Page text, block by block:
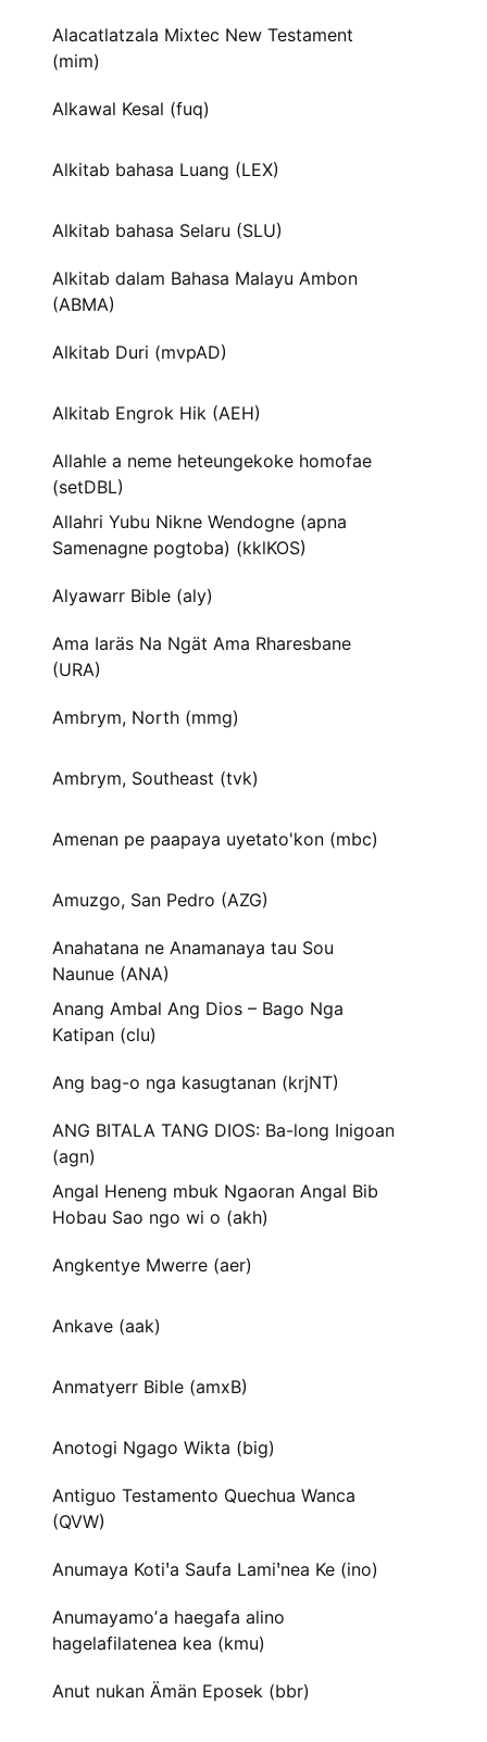
Alacatlatzala Mixtec New Testament
(mim)
Alkawal Kesal (fuq)
Alkitab bahasa Luang (LEX)
Alkitab bahasa Selaru (SLU)
Alkitab dalam Bahasa Malayu Ambon
(ABMA)
Alkitab Duri (mvpAD)
Alkitab Engrok Hik (AEH)
Allahle a neme heteungekoke homofae
(setDBL)
Allahri Yubu Nikne Wendogne (apna
Samenagne pogtoba) (kklKOS)
Alyawarr Bible (aly)
Ama Iaräs Na Ngät Ama Rharesbane
(URA)
Ambrym, North (mmg)
Ambrym, Southeast (tvk)
Amenan pe paapaya uyetato'kon (mbc)
Amuzgo, San Pedro (AZG)
Anahatana ne Anamanaya tau Sou
Naunue (ANA)
Anang Ambal Ang Dios – Bago Nga
Katipan (clu)
Ang bag-o nga kasugtanan (krjNT)
ANG BITALA TANG DIOS: Ba-long Inigoan
(agn)
Angal Heneng mbuk Ngaoran Angal Bib
Hobau Sao ngo wi o (akh)
Angkentye Mwerre (aer)
Ankave (aak)
Anmatyerr Bible (amxB)
Anotogi Ngago Wikta (big)
Antiguo Testamento Quechua Wanca
(QVW)
Anumaya Kotiꞌa Saufa Lamiꞌnea Ke (ino)
Anumayamoʼa haegafa alino
hagelafilatenea kea (kmu)
Anut nukan Ämän Eposek (bbr)